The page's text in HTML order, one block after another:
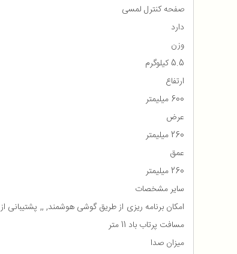
صفحه کنترل لمسی
دارد
وزن
5.5 کیلوگرم
ارتفاع
600 میلیمتر
عرض
260 میلیمتر
عمق
260 میلیمتر
سایر مشخصات
مسافت پرتاب باد 11 متر
ميزان صدا